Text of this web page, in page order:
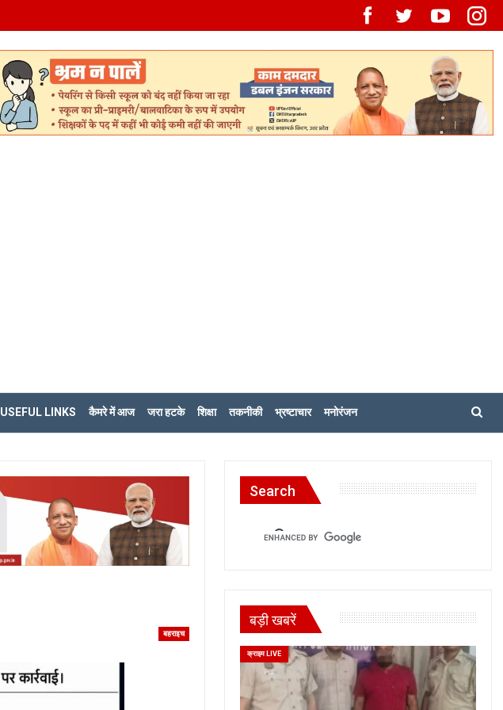
USEFUL LINKS कैमरे में आज जरा हटके शिक्षा तकनीकी भ्रष्टाचार मनोरंजन
बहराइच
Search
बड़ी खबरें
क्राइम LIVE